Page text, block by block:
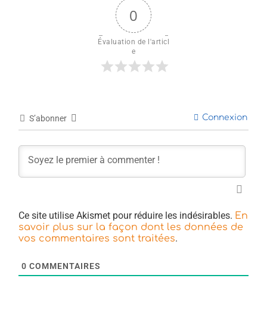
0
Évaluation de l'articl
e
S’abonner Connexion
Ce site utilise Akismet pour réduire les indésirables. En
savoir plus sur la façon dont les données de
vos commentaires sont traitées.
0 COMMENTAIRES